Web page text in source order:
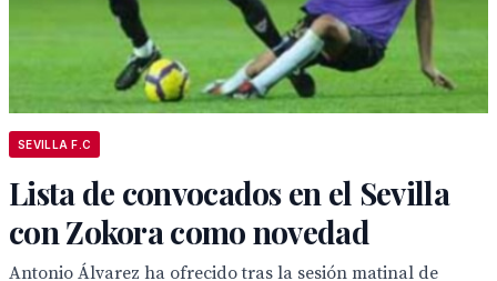
SEVILLA F.C
Lista de convocados en el Sevilla
con Zokora como novedad
Antonio Álvarez ha ofrecido tras la sesión matinal de